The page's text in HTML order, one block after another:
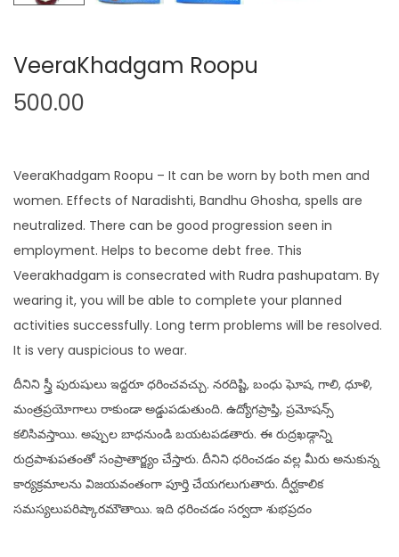
VeeraKhadgam Roopu
500.00
VeeraKhadgam Roopu – It can be worn by both men and
women. Effects of Naradishti, Bandhu Ghosha, spells are
neutralized. There can be good progression seen in
employment. Helps to become debt free. This
Veerakhadgam is consecrated with Rudra pashupatam. By
wearing it, you will be able to complete your planned
activities successfully. Long term problems will be resolved.
It is very auspicious to wear.
దీనిని స్త్రీ పురుషులు ఇద్దరూ ధరించవచ్చు. నరదిష్టి, బంధు ఘోష, గాలి, ధూళి,
మంత్రప్రయోగాలు రాకుండా అడ్డుపడుతుంది. ఉద్యోగప్రాప్తి, ప్రమోషన్స్
కలిసివస్తాయి. అప్పుల బాధనుండి బయటపడతారు. ఈ రుద్రఖడ్గాన్ని
రుద్రపాశుపతంతో సంప్రాతార్జ్యం చేస్తారు. దీనిని ధరించడం వల్ల మీరు అనుకున్న
కార్యక్రమాలను విజయవంతంగా పూర్తి చేయగలుగుతారు. దీర్ఘకాలిక
సమస్యలుపరిష్కారమౌతాయి. ఇది ధరించడం సర్వదా శుభప్రదం